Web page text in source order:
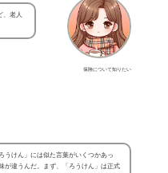
保険について知りたい
、老人
うけん」には似た言葉がいくつかあっ
が違うんだ。まず、「ろうけん」は正式